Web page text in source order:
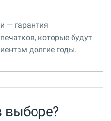
— гарантия
которые будут
долгие годы.
выборе?